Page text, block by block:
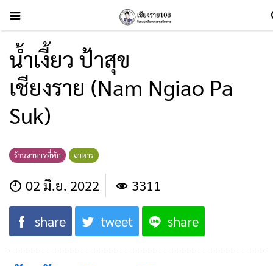
น้ำเงี้ยว ป้าสุข
เชียงราย (Nam Ngiao Pa
Suk)
ร้านอาหารที่พัก อาหาร
02 มิ.ย. 2022 3311
share tweet share